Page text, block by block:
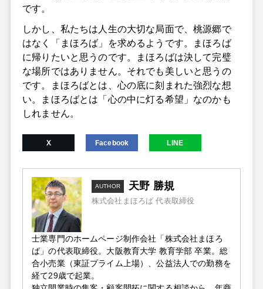
です。
しかし、私たちは人生の大切な局面で、桃源郷で
はなく「まほろば」を求めるようです。まほろば
に帰りたいと思うのです。まほろばは決して完璧
な場所ではありません。それでも美しいと思うの
です。まほろばとは、心の底に刻まれた強烈な想
い。まほろばとは「心の中に灯る希望」なのかも
しれません。
X Facebook LINE
AUTHOR 天野 勝規
株式会社まほろば 代表取締役
士業専門のホームページ制作会社「株式会社まほろ
ば」の代表取締役。大阪教育大学 教育学部 卒業。総
合小売業（東証プライム上場）、公益法人での勤務を
経て29歳で起業。